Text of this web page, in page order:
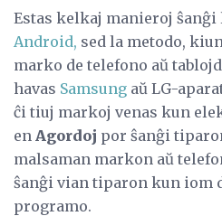
Estas kelkaj manieroj
Android, sed la metodo,
marko de telefono aŭ
havas Samsung aŭ LG-
ĉi tiuj markoj venas kun
en Agordoj por ŝanĝi
malsaman markon aŭ
ŝanĝi vian tiparon kun iom
programo.